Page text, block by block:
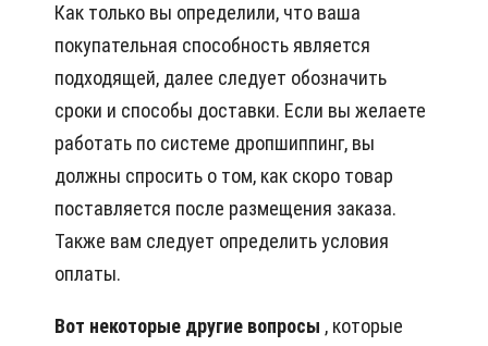
Как только вы определили, что ваша
покупательная способность является
подходящей, далее следует обозначить
сроки и способы доставки. Если вы желаете
работать по системе дропшиппинг, вы
должны спросить о том, как скоро товар
поставляется после размещения заказа.
Также вам следует определить условия
оплаты.
Вот некоторые другие вопросы , которые